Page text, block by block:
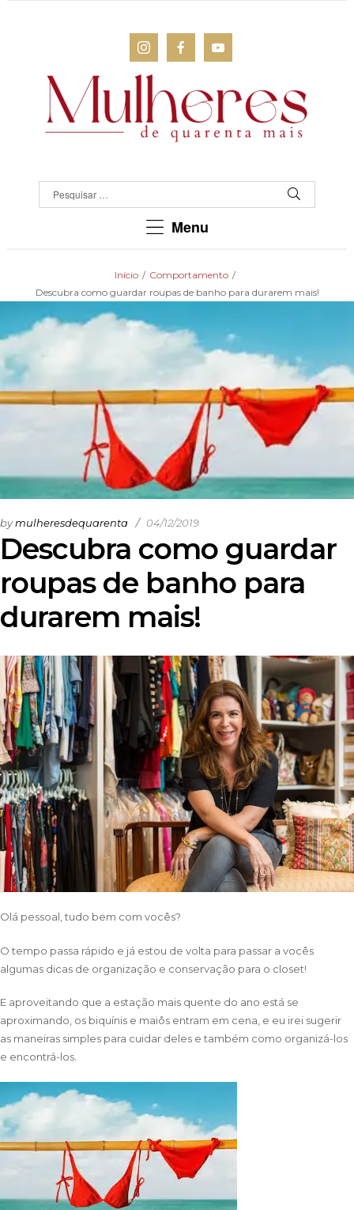
QUARENTA
lá!
Menu
Início / Comportamento /
Descubra como guardar roupas de banho para durarem mais!
Descubra como guardar
roupas de banho para
durarem mais!
bymulheresdequarenta 04/12/2019
Olá pessoal, tudo bem com vocês?
O tempo passa rápido e já estou de volta para passar a vocês
algumas dicas de organização e conservação para o closet!
E aproveitando que a estação mais quente do ano está se
aproximando, os biquínis e maiôs entram em cena, e eu irei sugerir
as maneiras simples para cuidar deles e também como organizá-los
e encontrá-los.